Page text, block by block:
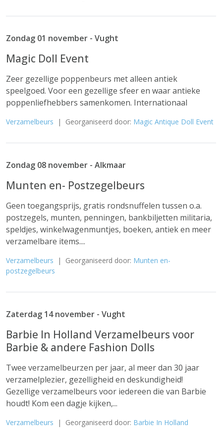
Zondag 01 november - Vught
Magic Doll Event
Zeer gezellige poppenbeurs met alleen antiek
speelgoed. Voor een gezellige sfeer en waar antieke
poppenliefhebbers samenkomen. Internationaal
Verzamelbeurs | Georganiseerd door: Magic Antique Doll Event
Zondag 08 november - Alkmaar
Munten en- Postzegelbeurs
Geen toegangsprijs, gratis rondsnuffelen tussen o.a.
postzegels, munten, penningen, bankbiljetten militaria,
speldjes, winkelwagenmuntjes, boeken, antiek en meer
verzamelbare items....
Verzamelbeurs | Georganiseerd door: Munten en-
postzegelbeurs
Zaterdag 14 november - Vught
Barbie In Holland Verzamelbeurs voor
Barbie & andere Fashion Dolls
Twee verzamelbeurzen per jaar, al meer dan 30 jaar
verzamelplezier, gezelligheid en deskundigheid!
Gezellige verzamelbeurs voor iedereen die van Barbie
houdt! Kom een dagje kijken,...
Verzamelbeurs | Georganiseerd door: Barbie In Holland